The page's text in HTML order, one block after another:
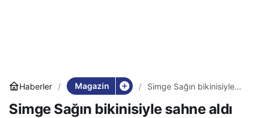
Haberler Magazin
Simge Sağın bikinisiyle
Simge Sağın bikinisiyle sahne aldı